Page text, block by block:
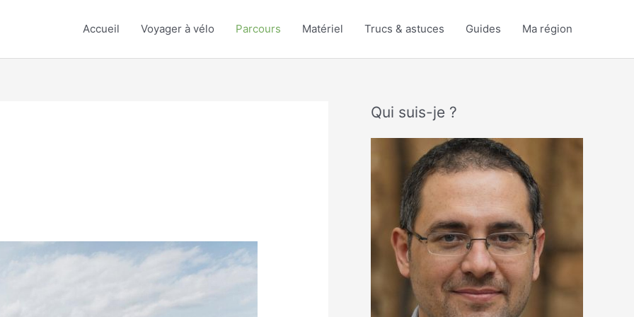
Accueil Voyager à vélo Parcours Matériel Trucs & astuces Guides Ma région
Qui suis-je ?